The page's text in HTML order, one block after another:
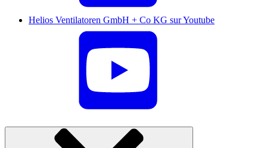
Helios Ventilatoren GmbH + Co KG sur Youtube